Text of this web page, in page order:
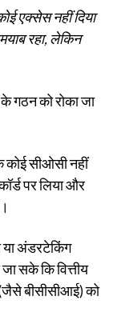
एक्सेस नहीं दिया
रहा, लेकिन
गठन को रोका जा
सीओसी नहीं
पर लिया और
या अंडरटेकिंग
सके कि वित्तीय
बीसीसीआई) को